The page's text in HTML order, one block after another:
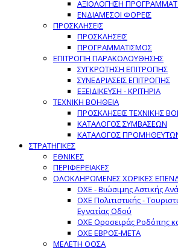
ΑΞΙΟΛΟΓΗΣΗ
ΕΝΔΙΑΜΕΣΟΙ ΦΟΡΕΙΣ
ΠΡΟΣΚΛΗΣΕΙΣ
ΠΡΟΣΚΛΗΣΕΙΣ
ΠΡΟΓΡΑΜΜΑΤΙΣΜΟΣ
ΕΠΙΤΡΟΠΗ ΠΑΡΑΚΟΛΟΥΘΗΣΗΣ
ΣΥΓΚΡΟΤΗΣΗ ΕΠΙΤΡΟΠΗΣ
ΣΥΝΕΔΡΙΑΣΕΙΣ ΕΠΙΤΡΟΠΗΣ
ΕΞΕΙΔΙΚΕΥΣΗ - ΚΡΙΤΗΡΙΑ
ΤΕΧΝΙΚΗ ΒΟΗΘΕΙΑ
ΠΡΟΣΚΛΗΣΕΙΣ ΤΕΧΝΙΚΗΣ
ΚΑΤΑΛΟΓΟΣ ΣΥΜΒΑΣΕΩΝ
ΚΑΤΑΛΟΓΟΣ
ΣΤΡΑΤΗΓΙΚΕΣ
ΕΘΝΙΚΕΣ
ΠΕΡΙΦΕΡΕΙΑΚΕΣ
ΟΛΟΚΛΗΡΩΜΕΝΕΣ ΧΩΡΙΚΕΣ
ΟΧΕ - Βιώσιμης Αστικής
ΟΧΕ Πολιτιστικής -
Εγνατίας Οδού
ΟΧΕ Οροσειράς Ροδόπης
ΟΧΕ ΕΒΡΟΣ-ΜΕΤΑ
ΜΕΛΕΤΗ ΟΟΣΑ